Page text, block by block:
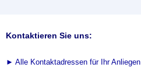
Kontaktieren Sie uns:
► Alle Kontaktadressen für Ihr Anliegen